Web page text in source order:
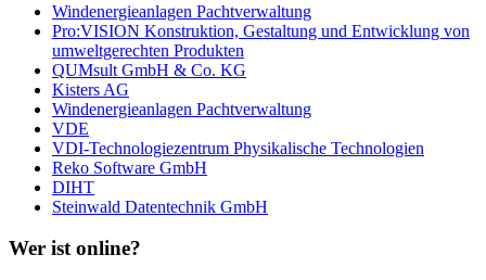
Windenergieanlagen Pachtverwaltung
Pro:VISION Konstruktion, Gestaltung und Entwicklung von
umweltgerechten Produkten
QUMsult GmbH & Co. KG
Kisters AG
Windenergieanlagen Pachtverwaltung
VDE
VDI-Technologiezentrum Physikalische Technologien
Reko Software GmbH
DIHT
Steinwald Datentechnik GmbH
Wer ist online?